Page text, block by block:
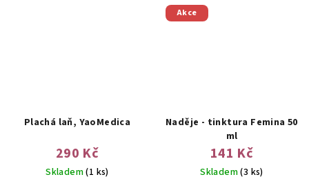
Plachá laň, YaoMedica
290 Kč
Skladem(1 ks)
Akce
Naděje - tinktura Femina 50
ml
141 Kč
Skladem(3 ks)